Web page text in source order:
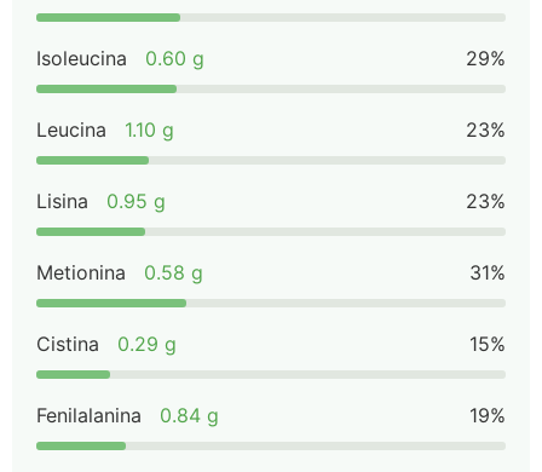
Isoleucina 0.60 g 29%
Leucina 1.10 g 23%
Lisina 0.95 g 23%
Metionina 0.58 g 31%
Cistina 0.29 g 15%
Fenilalanina 0.84 g 19%